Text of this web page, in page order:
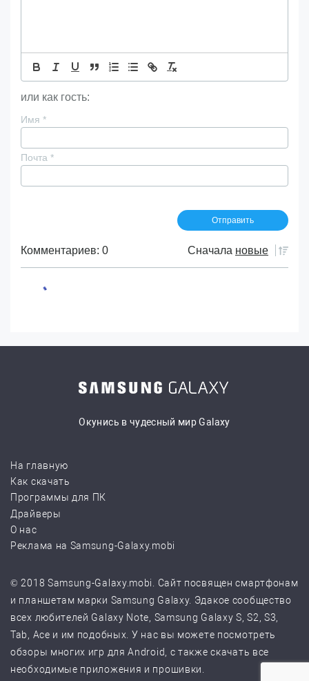
или как гость:
Имя *
Почта *
Комментариев: 0 Сначала новые
Окунись в чудесный мир Galaxy
На главную
Как скачать
Программы для ПК
Драйверы
О нас
Реклама на Samsung-Galaxy.mobi
© 2018 Samsung-Galaxy.mobi. Сайт посвящен смартфонам
и планшетам марки Samsung Galaxy. Эдакое сообщество
всех любителей Galaxy Note, Samsung Galaxy S, S2, S3,
Tab, Ace и им подобных. У нас вы можете посмотреть
обзоры многих игр для Android, с также скачать все
необходимые приложения и прошивки.